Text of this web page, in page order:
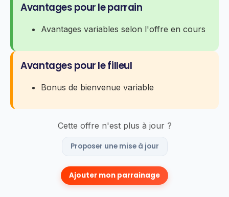
Avantages pour le parrain
Avantages variables selon l'offre en cours
Avantages pour le filleul
Bonus de bienvenue variable
Cette offre n'est plus à jour ?
Proposer une mise à jour
Ajouter mon parrainage